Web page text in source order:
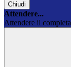
Chiudi
Attendere...
Attendere il